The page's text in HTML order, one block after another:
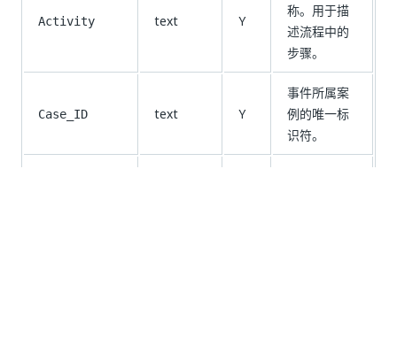
Activity text Y
称。用于描
述流程中的
步骤。
Case_ID text Y
事件所属案
例的唯一标
识符。